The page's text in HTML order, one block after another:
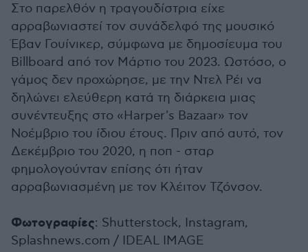
Στο παρελθόν η τραγουδίστρια είχε
αρραβωνιαστεί τον συνάδελφό της μουσικό
Έβαν Γουίνικερ, σύμφωνα με δημοσίευμα του
Billboard από τον Μάρτιο του 2023. Ωστόσο, ο
γάμος δεν προχώρησε, με την Ντελ Ρέι να
δηλώνει ελεύθερη κατά τη διάρκεια μιας
συνέντευξης στο «Harper's Bazaar» τον
Νοέμβριο του ίδιου έτους. Πριν από αυτό, τον
Δεκέμβριο του 2020, η ποπ - σταρ
φημολογούνταν επίσης ότι ήταν
αρραβωνιασμένη με τον Κλέιτον Τζόνσον.
Φωτογραφίες: Shutterstock, Instagram,
Splashnews.com / IDEAL IMAGE